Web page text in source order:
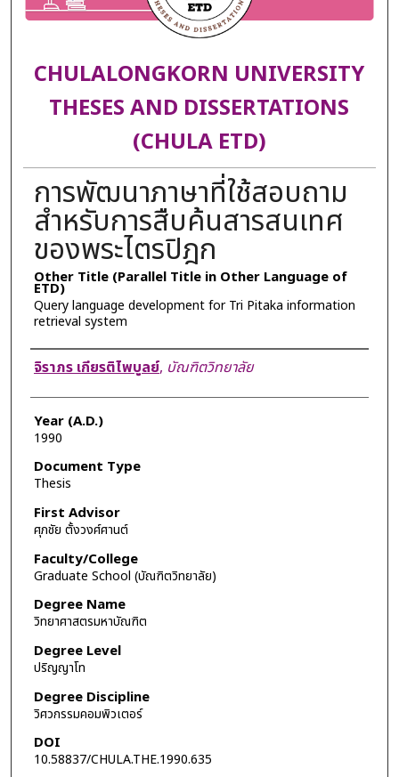
CHULALONGKORN UNIVERSITY
THESES AND DISSERTATIONS
(CHULA ETD)
การพัฒนาภาษาที่ใช้สอบถาม
สำหรับการสืบค้นสารสนเทศ
ของพระไตรปิฎก
Other Title (Parallel Title in Other Language of
ETD)
Query language development for Tri Pitaka information
retrieval system
Author
จิราภร เกียรติไพบูลย์, บัณฑิตวิทยาลัย
Year (A.D.)
1990
Document Type
Thesis
First Advisor
ศุภชัย ตั้งวงศ์ศานต์
Faculty/College
Graduate School (บัณฑิตวิทยาลัย)
Degree Name
วิทยาศาสตรมหาบัณฑิต
Degree Level
ปริญญาโท
Degree Discipline
วิศวกรรมคอมพิวเตอร์
DOI
10.58837/CHULA.THE.1990.635